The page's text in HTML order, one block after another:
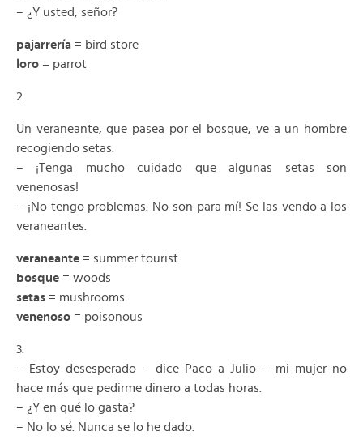
– ¿Y usted, señor?
pajarrería = bird store
loro = parrot
2.
Un veraneante, que pasea por el bosque, ve a un hombre
recogiendo setas.
– ¡Tenga mucho cuidado que algunas setas son
venenosas!
– ¡No tengo problemas. No son para mí! Se las vendo a los
veraneantes.
veraneante = summer tourist
bosque = woods
setas = mushrooms
venenoso = poisonous
3.
– Estoy desesperado – dice Paco a Julio – mi mujer no
hace más que pedirme dinero a todas horas.
– ¿Y en qué lo gasta?
– No lo sé. Nunca se lo he dado.